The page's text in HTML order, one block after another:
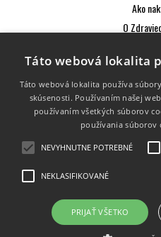
Ako
O
Táto webová lokalita
Táto webová lokalita používa
skúsenosti. Používaním našej
používaním všetkých súborov
používania súborov
NEVYHNUTNE POTREBNÉ
NEKLASIFIKOVANÉ
PRIJAŤ VŠETKO